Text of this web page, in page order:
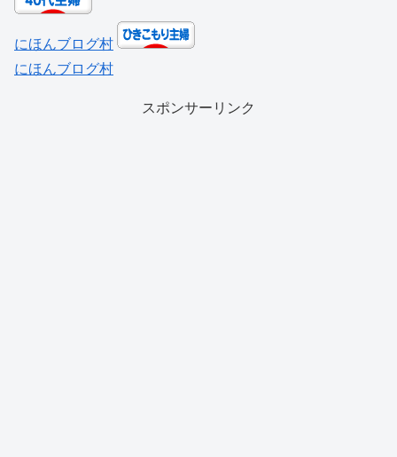
にほんブログ村
にほんブログ村
スポンサーリンク